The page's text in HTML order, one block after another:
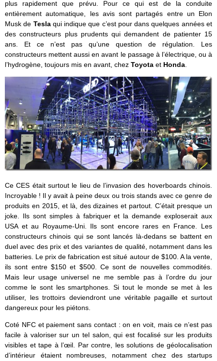
plus rapidement que prévu. Pour ce qui est de la conduite
entièrement automatique, les avis sont partagés entre un Elon
Musk de Teslaqui indique que c’est pour dans quelques années et
des constructeurs plus prudents qui demandent de patienter 15
ans. Et ce n’est pas qu’une question de régulation. Les
constructeurs mettent aussi en avant le passage à l’électrique, ou à
l’hydrogène, toujours mis en avant, chez Toyota et Honda
Ce CES était surtout le lieu de l’invasion des hoverboards chinois.
Incroyable ! Il y avait à peine deux ou trois stands avec ce genre de
produits en 2015, et là, des dizaines et partout. C’était presque un
joke. Ils sont simples à fabriquer et la demande exploserait aux
USA et au Royaume-Uni. Ils sont encore rares en France. Les
constructeurs chinois qui se sont lancés là-dedans se battent en
duel avec des prix et des variantes de qualité, notamment dans les
batteries. Le prix de fabrication est situé autour de $100. A la vente,
ils sont entre $150 et $500. Ce sont de nouvelles commodités.
Mais leur usage universel ne me semble pas à l’ordre du jour
comme le sont les smartphones. Si tout le monde se met à les
utiliser, les trottoirs deviendront une véritable pagaille et surtout
dangereux pour les piétons.
Coté NFC et paiement sans contact : on en voit, mais ce n’est pas
facile à valoriser sur un tel salon, qui est focalisé sur les produits
visibles et tape à l’œil. Par contre, les solutions de géolocalisation
d’intérieur étaient nombreuses, notamment chez des startups